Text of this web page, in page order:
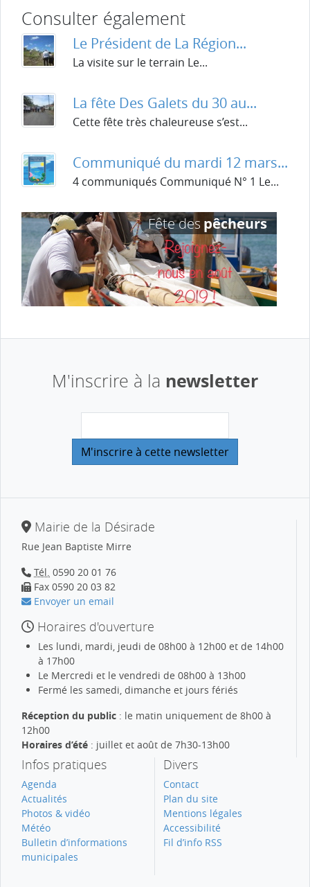
Consulter également
Le Président de La Région...
La visite sur le terrain Le...
La fête Des Galets du 30 au...
Cette fête très chaleureuse s’est...
Communiqué du mardi 12 mars...
4 communiqués Communiqué N° 1 Le...
M'inscrire à la newsletter
Mairie de la Désirade
Rue Jean Baptiste Mirre
Tél. 0590 20 01 76
Fax 0590 20 03 82
Envoyer un email
Horaires d'ouverture
Les lundi, mardi, jeudi de 08h00 à 12h00 et de 14h00
à 17h00
Le Mercredi et le vendredi de 08h00 à 13h00
Fermé les samedi, dimanche et jours fériés
Réception du public : le matin uniquement de 8h00 à
12h00
Horaires d’été : juillet et août de 7h30-13h00
Infos pratiques
Agenda
Actualités
Photos & vidéo
Météo
Bulletin d’informations
municipales
Divers
Contact
Plan du site
Mentions légales
Accessibilité
Fil d’info RSS